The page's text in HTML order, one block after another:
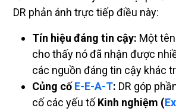
DR phản ánh trực tiếp điều này:
Tín hiệu đáng tin cậy: Một
cho thấy nó đã nhận được
các nguồn đáng tin cậy khác
Củng cốE-E-A-T: DR góp
cố các yếu tố Kinh nghiệm (